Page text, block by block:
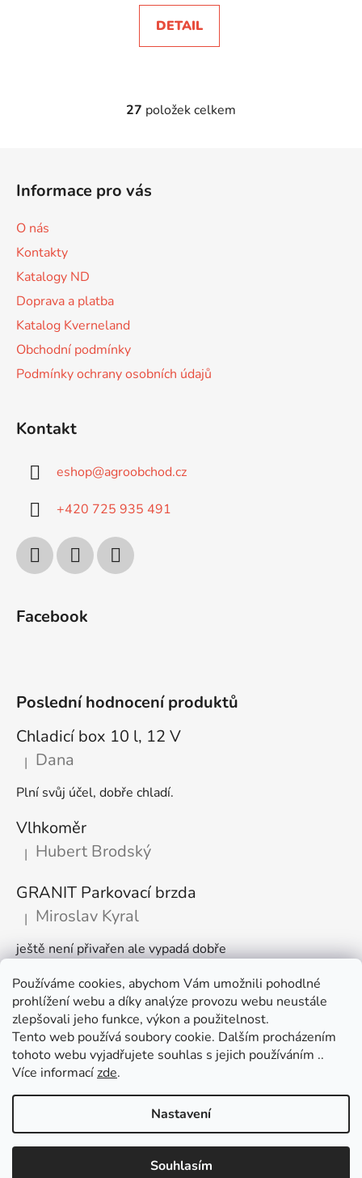
Používáme cookies, abychom Vám umožnili pohodlné
prohlížení webu a díky analýze provozu webu neustále
zlepšovali jeho funkce, výkon a použitelnost.
Tento web používá soubory cookie. Dalším procházením
tohoto webu vyjadřujete souhlas s jejich používáním ..
Více informacízde.
Nastavení
Souhlasím
Využijte slevu 100 Kč při nákupu nad 1500 Kč. V nákupním košíku
DETAIL
O
ý
p
27 položek celkem
Informace pro vás
O nás
Kontakty
Katalogy ND
Doprava a platba
Katalog Kverneland
Obchodní podmínky
Podmínky ochrany osobních údajů
Kontakt
eshop@agroobchod.cz
+420 725 935 491
Facebook
Poslední hodnocení produktů
Chladicí box 10 l, 12 V
Hodnocení produktu je 5 z 5 hvězdiček.
| Dana
Plní svůj účel, dobře chladí.
Vlhkoměr
Hodnocení produktu je 5 z 5 hvězdiček.
| Hubert Brodský
GRANIT Parkovací brzda
Hodnocení produktu je 5 z 5 hvězdiček.
| Miroslav Kyral
ještě není přivařen ale vypadá dobře
Články
🌾 Prodlužujeme otevírací dobu na sezónu
Časté dotazy
Věrnostní program
Vytvořil Shoptet
AGROOBCHOD e-shop